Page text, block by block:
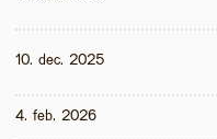
10. dec. 2025
4. feb. 2026